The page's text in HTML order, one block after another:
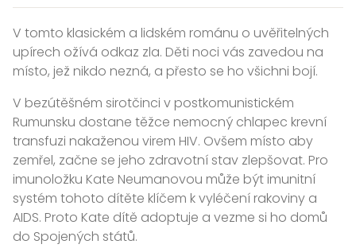
V tomto klasickém a lidském románu o uvěřitelných
upírech ožívá odkaz zla. Děti noci vás zavedou na
místo, jež nikdo nezná, a přesto se ho všichni bojí.
V bezútěšném sirotčinci v postkomunistickém
Rumunsku dostane těžce nemocný chlapec krevní
transfuzi nakaženou virem HIV. Ovšem místo aby
zemřel, začne se jeho zdravotní stav zlepšovat. Pro
imunoložku Kate Neumanovou může být imunitní
systém tohoto dítěte klíčem k vyléčení rakoviny a
AIDS. Proto Kate dítě adoptuje a vezme si ho domů
do Spojených států.